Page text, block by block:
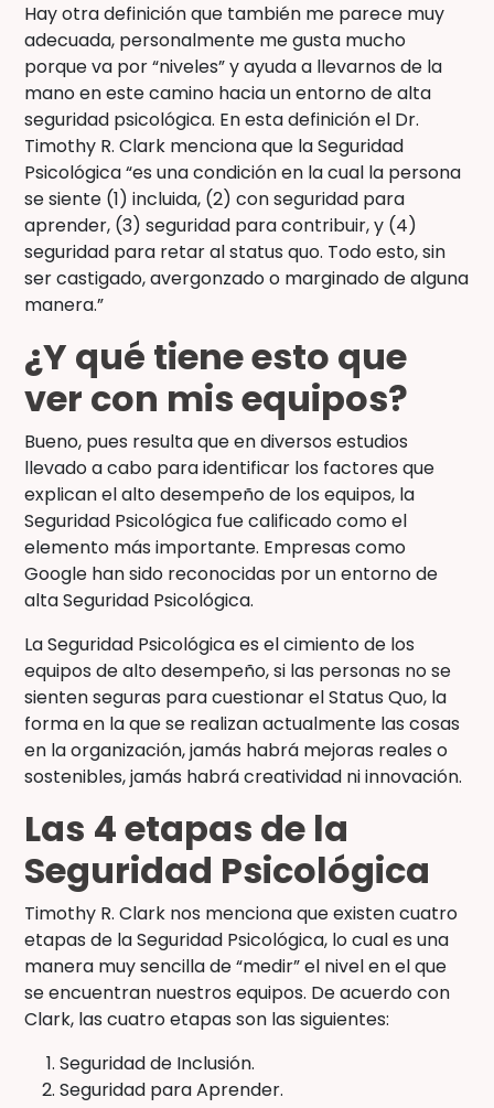
Hay otra definición que también me parece muy
adecuada, personalmente me gusta mucho
porque va por “niveles” y ayuda a llevarnos de la
mano en este camino hacia un entorno de alta
seguridad psicológica. En esta definición el Dr.
Timothy R. Clark menciona que la Seguridad
Psicológica “es una condición en la cual la persona
se siente (1) incluida, (2) con seguridad para
aprender, (3) seguridad para contribuir, y (4)
seguridad para retar al status quo. Todo esto, sin
ser castigado, avergonzado o marginado de alguna
manera.”
¿Y qué tiene esto que
ver con mis equipos?
Bueno, pues resulta que en diversos estudios
llevado a cabo para identificar los factores que
explican el alto desempeño de los equipos, la
Seguridad Psicológica fue calificado como el
elemento más importante. Empresas como
Google han sido reconocidas por un entorno de
alta Seguridad Psicológica.
La Seguridad Psicológica es el cimiento de los
equipos de alto desempeño, si las personas no se
sienten seguras para cuestionar el Status Quo, la
forma en la que se realizan actualmente las cosas
en la organización, jamás habrá mejoras reales o
sostenibles, jamás habrá creatividad ni innovación.
Las 4 etapas de la
Seguridad Psicológica
Timothy R. Clark nos menciona que existen cuatro
etapas de la Seguridad Psicológica, lo cual es una
manera muy sencilla de “medir” el nivel en el que
se encuentran nuestros equipos. De acuerdo con
Clark, las cuatro etapas son las siguientes:
Seguridad de Inclusión.
Seguridad para Aprender.